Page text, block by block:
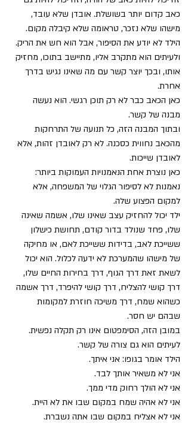
כאב קדום יותר בשושלת. אובדן שלא עובד,
מישהו שלא נזכר, טראומה שלא קיבלה מקום.
הילד לא יודע את הסיפור, אבל הוא חש את הריק.
ולעיתים הוא מתקרב אליו, מתיישב בתוכו, מחזיק
אותו, ובכך יוצר קשר עם מה שאינו נגיש בדרך
אחרת.
כאן הכאב כבר לא רק תוכן רגשי. הוא נעשה
מבנה של קשר.
ובתוך המבנה הזה, כל תנועה של התרחקות
מהכאב נחווית כסכנה. לא רק לאובדן זהות, אלא
לאובדן שייכות.
כאן נוצרת אחת הנאמנויות העמוקות ביותר:
נאמנות לא לסיפור הגלוי של המשפחה, אלא
למקום הפצוע שלה.
ילד יכול להחזיק עצב שאינו שלו, אשמה שאינה
שלו, פחד שנולד בדור קודם, תחושת כישלון
ששייכת לאב, בדידות ששייכת לאם, או מחיקה
של מישהו שהמערכת לא ידעה לכלול. הוא יכול
לשאת זאת דרך הגוף, דרך בחירות החיים שלו,
דרך קושי להצליח, דרך קושי להיפרד, דרך אשמה
כשהוא שמח, דרך משיכה חוזרת למקומות
שבהם יש חסר.
במובן הזה, הסימפטום אינו רק תקלה נפשית.
לעיתים הוא גם צורה של קשר.
הילד אומר בגופו: אני איתך.
אני לא משאיר אותך לבד.
אני לא הולך רחוק מדי ממך.
אני לא אהיה שמח במקום שבו את לא היית.
אני לא אצליח במקום שבו אתה נשברת.